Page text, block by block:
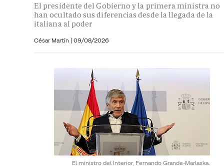
El presidente del Gobierno y la primera ministra no
han ocultado sus diferencias desde la llegada de la
italiana al poder
César Martín | 09/08/2026
El ministro del Interior, Fernando Grande-Marlaska.